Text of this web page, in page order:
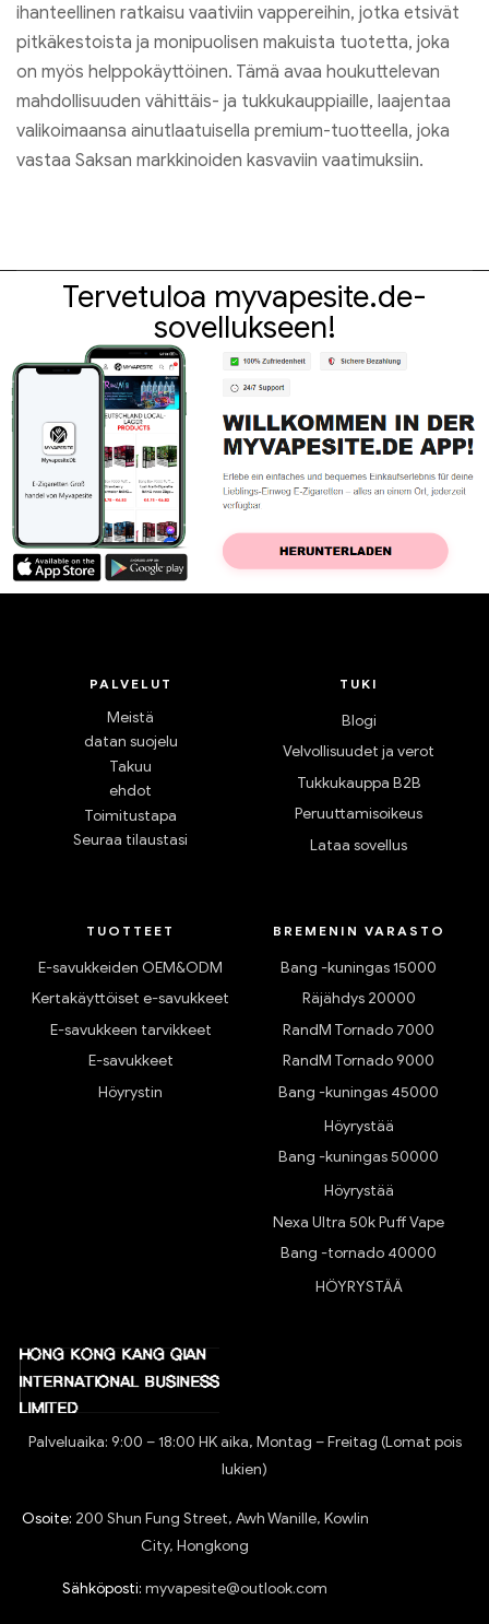
ihanteellinen ratkaisu vaativiin vappereihin, jotka etsivät
pitkäkestoista ja monipuolisen makuista tuotetta, joka
on myös helppokäyttöinen. Tämä avaa houkuttelevan
mahdollisuuden vähittäis- ja tukkukauppiaille, laajentaa
valikoimaansa ainutlaatuisella premium-tuotteella, joka
vastaa Saksan markkinoiden kasvaviin vaatimuksiin.
Tervetuloa myvapesite.de-
sovellukseen!
PALVELUT
Meistä
datan suojelu
Takuu
ehdot
Toimitustapa
Seuraa tilaustasi
TUKI
Blogi
Velvollisuudet ja verot
Tukkukauppa B2B
Peruuttamisoikeus
Lataa sovellus
TUOTTEET
E-savukkeiden OEM&ODM
Kertakäyttöiset e-savukkeet
E-savukkeen tarvikkeet
E-savukkeet
Höyrystin
BREMENIN VARASTO
Bang -kuningas 15000
Räjähdys 20000
RandM Tornado 7000
RandM Tornado 9000
Bang -kuningas 45000
Höyrystää
Bang -kuningas 50000
Höyrystää
Nexa Ultra 50k Puff Vape
Bang -tornado 40000
HÖYRYSTÄÄ
Palveluaika: 9:00 – 18:00 HK aika, Montag – Freitag (Lomat pois
lukien)
Osoite: 200 Shun Fung Street, Awh Wanille, Kowlin
City, Hongkong
Sähköposti: myvapesite@outlook.com